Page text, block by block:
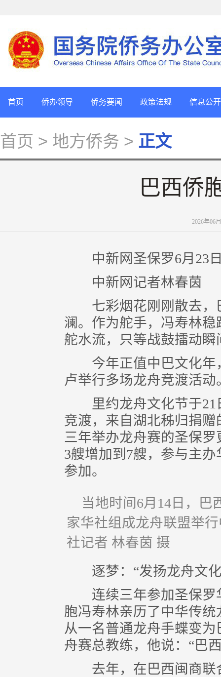
首页 侨办领导 侨务要闻 政策法规 信息公开
首页 > 地方侨务 > 正文
巴西侨
2026年06
中新网圣保罗6月23日
中新网记者林春茵
七彩烟花刚刚散去，
澜。作为舵手，冯寿林
舵水流，只等战鼓擂动瞬
今年正值中巴文化年
卢举行多场龙舟竞渡活动
里约龙舟文化节于21
竞渡，来自湖北秭归捐
三年举办龙舟赛的圣保
3艘增加到7艘，参与主
参加。
当地时间6月14日，巴
家华社组成龙舟联盟举
社记者 林春茵 摄
逐梦：“发扬龙舟文化
连续三年参加圣保罗
胞冯寿林亲历了中华传
从一名普通龙舟手蝶变
舟赛总教练，他说：“巴
去年，在巴西闽商联